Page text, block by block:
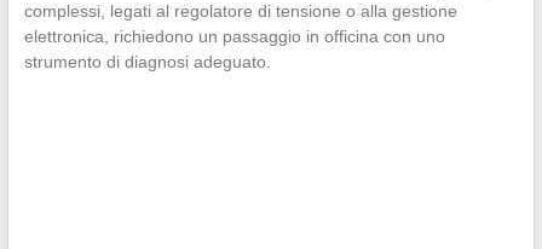
complessi, legati al regolatore di tensione o alla gestione
elettronica, richiedono un passaggio in officina con uno
strumento di diagnosi adeguato.